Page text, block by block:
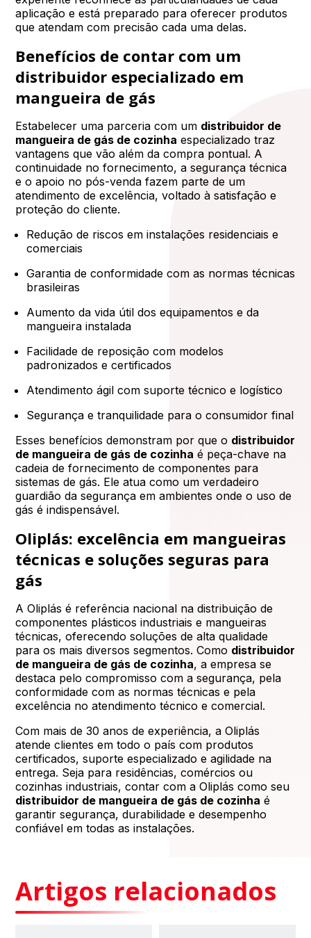
aplicação e está preparado para oferecer produtos
que atendam com precisão cada uma delas.
Benefícios de contar com um
distribuidor especializado em
mangueira de gás
Estabelecer uma parceria com um distribuidor de
mangueira de gás de cozinha especializado traz
vantagens que vão além da compra pontual. A
continuidade no fornecimento, a segurança técnica
e o apoio no pós-venda fazem parte de um
atendimento de excelência, voltado à satisfação e
proteção do cliente.
Redução de riscos em instalações residenciais e
comerciais
Garantia de conformidade com as normas técnicas
brasileiras
Aumento da vida útil dos equipamentos e da
mangueira instalada
Facilidade de reposição com modelos
padronizados e certificados
Atendimento ágil com suporte técnico e logístico
Segurança e tranquilidade para o consumidor final
Esses benefícios demonstram por que o distribuidor
de mangueira de gás de cozinha é peça-chave na
cadeia de fornecimento de componentes para
sistemas de gás. Ele atua como um verdadeiro
guardião da segurança em ambientes onde o uso de
gás é indispensável.
Oliplás: excelência em mangueiras
técnicas e soluções seguras para
gás
A Oliplás é referência nacional na distribuição de
componentes plásticos industriais e mangueiras
técnicas, oferecendo soluções de alta qualidade
para os mais diversos segmentos. Como distribuidor
de mangueira de gás de cozinha, a empresa se
destaca pelo compromisso com a segurança, pela
conformidade com as normas técnicas e pela
excelência no atendimento técnico e comercial.
Com mais de 30 anos de experiência, a Oliplás
atende clientes em todo o país com produtos
certificados, suporte especializado e agilidade na
entrega. Seja para residências, comércios ou
cozinhas industriais, contar com a Oliplás como seu
distribuidor de mangueira de gás de cozinha é
garantir segurança, durabilidade e desempenho
confiável em todas as instalações.
Artigos relacionados